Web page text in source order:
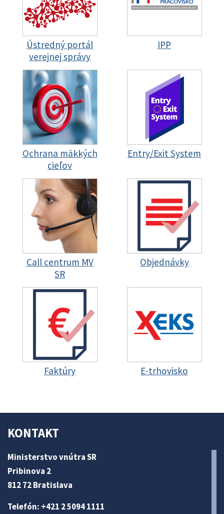
Ústredný portál
verejnej správy
IPP
Ochrana mäkkých
cieľov
Entry/Exit System
Call centrum MV
SR
Objednávky
Faktúry E-trhovisko
KONTAKT
Ministerstvo vnútra SR
Pribinova 2
812 72 Bratislava
Telefón: +421 2 5094 1111